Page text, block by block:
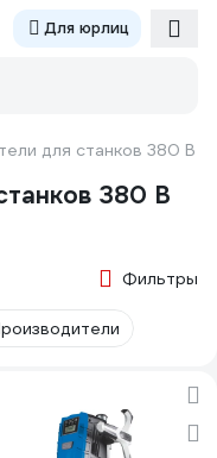
Для юрлиц
для станков 380 В
380 В
Фильтры